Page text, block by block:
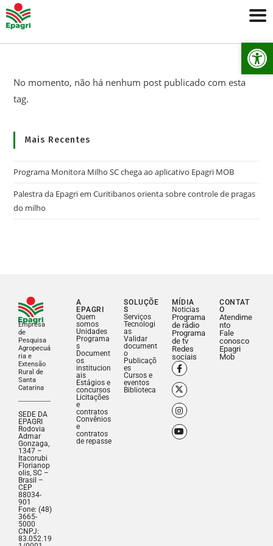
No momento, não há nenhum post publicado com esta
tag.
Mais Recentes
Programa Monitora Milho SC chega ao aplicativo Epagri MOB
Palestra da Epagri em Curitibanos orienta sobre controle de pragas
do milho
Empresa
de
Pesquisa
Agropecuá
ria e
Extensão
Rural de
Santa
Catarina
SEDE DA
EPAGRI
Rodovia
Admar
Gonzaga,
1347 –
Itacorubi
Florianop
olis, SC –
Brasil –
CEP
88034-
901
Fone: (48)
3665-
5000
CNPJ:
83.052.19
A
EPAGRI
Quem
somos
Unidades
Programa
s
Document
os
institucion
ais
Estágios e
concursos
Licitações
e
contratos
Convênios
e
contratos
de repasse
SOLUÇÕE
S
Serviços
Tecnologi
as
Validar
document
o
Publicaçõ
es
Cursos e
eventos
Biblioteca
MÍDIA
Noticias
Programa
de rádio
Programa
de tv
Redes
sociais
CONTAT
O
Atendime
nto
Fale
conosco
Epagri
Mob